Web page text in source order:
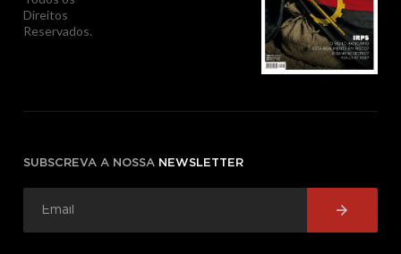
Direitos
Reservados.
SUBSCREVA A NOSSA NEWSLETTER